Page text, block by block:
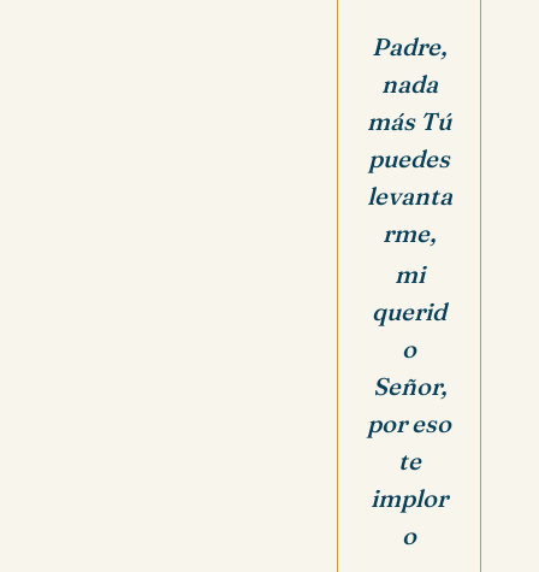
Padre,
nada
más Tú
puedes
levanta
rme,
mi
querid
o
Señor,
por eso
te
implor
o